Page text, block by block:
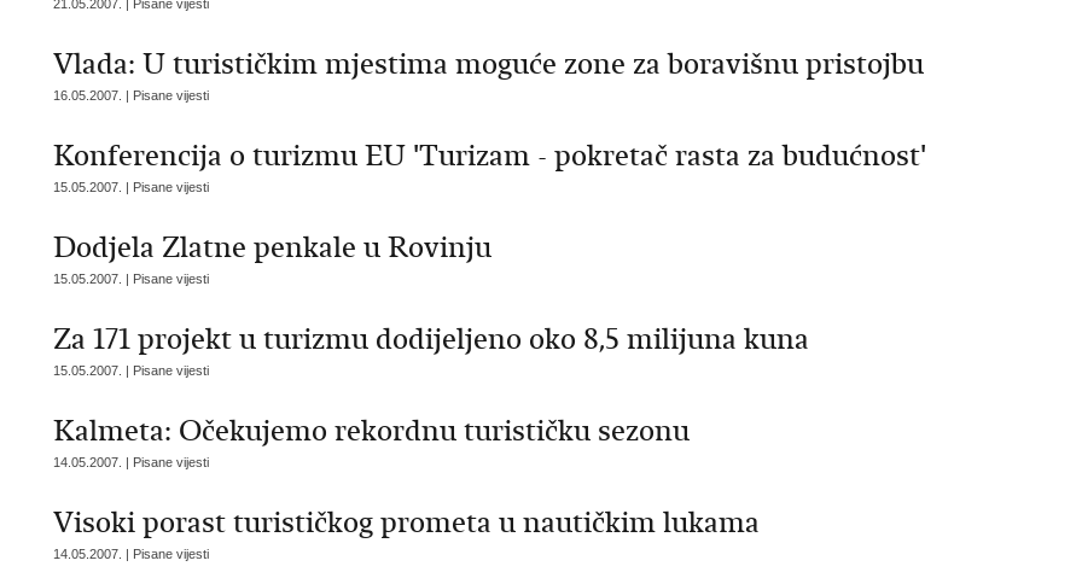
21.05.2007. | Pisane vijesti
Vlada: U turističkim mjestima moguće zone za boravišnu pristojbu
16.05.2007. | Pisane vijesti
Konferencija o turizmu EU 'Turizam - pokretač rasta za budućnost'
15.05.2007. | Pisane vijesti
Dodjela Zlatne penkale u Rovinju
15.05.2007. | Pisane vijesti
Za 171 projekt u turizmu dodijeljeno oko 8,5 milijuna kuna
15.05.2007. | Pisane vijesti
Kalmeta: Očekujemo rekordnu turističku sezonu
14.05.2007. | Pisane vijesti
Visoki porast turističkog prometa u nautičkim lukama
14.05.2007. | Pisane vijesti